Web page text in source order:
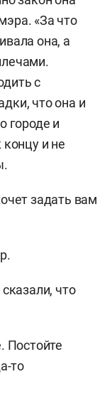
«За что
она, а
с
что она и
городе и
и не
задать вам
что
Постойте
то